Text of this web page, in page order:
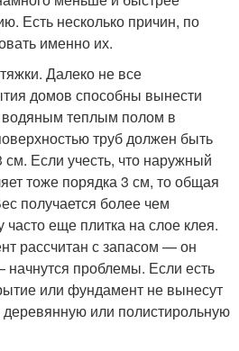
Есть несколько причин, по
именно их.
Далеко не все
домов способны вынести
водяным теплым полом в
труб должен быть
Если учесть, что наружный
тоже порядка 3 см, то общая
получается более чем
еще плитка на слое клея.
рассчитан с запасом — он
проблемы. Если есть
или фундамент не вынесут
деревянную или полистирольную